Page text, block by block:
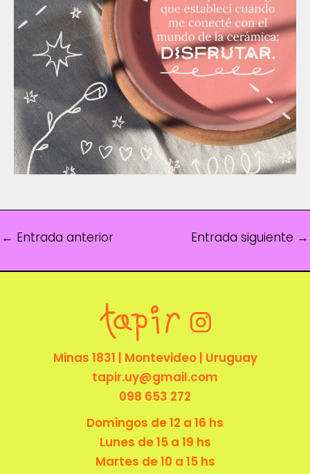
← Entrada anterior Entrada siguiente →
Minas 1831 | Montevideo | Uruguay
tapir.uy@gmail.com
098 653 272
Domingos de 12 a 16 hs
Lunes de 15 a 19 hs
Martes de 10 a 15 hs